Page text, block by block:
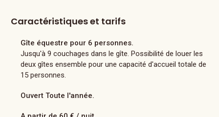
Caractéristiques et tarifs
Gîte équestre pour 6 personnes.
Jusqu'à 9 couchages dans le gîte. Possibilité de louer les
deux gîtes ensemble pour une capacité d'accueil totale de
15 personnes.
Ouvert Toute l'année.